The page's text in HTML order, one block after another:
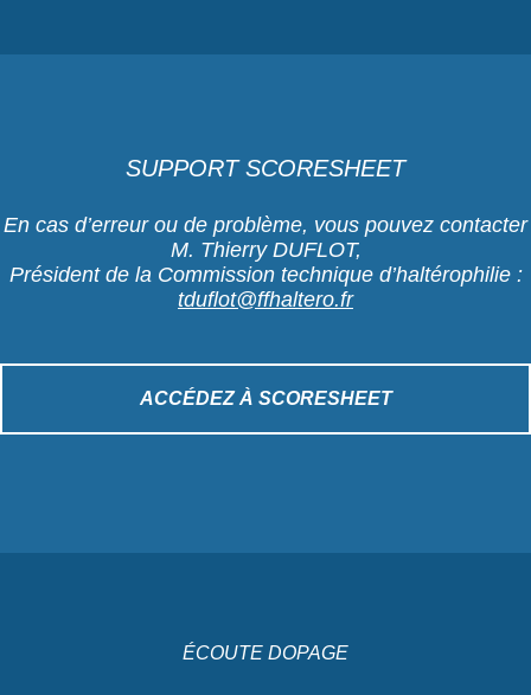
SUPPORT SCORESHEET
En cas d’erreur ou de problème, vous pouvez contacter
M. Thierry DUFLOT,
Président de la Commission technique d’haltérophilie :
tduflot@ffhaltero.fr
ACCÉDEZ À SCORESHEET
ÉCOUTE DOPAGE